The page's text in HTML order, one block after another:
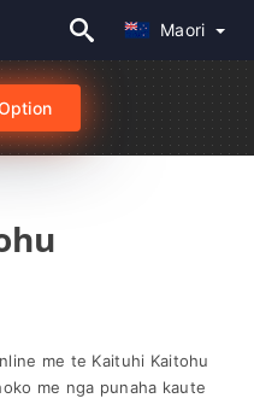
Maori
me te Kaituhi Kaitohu
me nga punaha kaute